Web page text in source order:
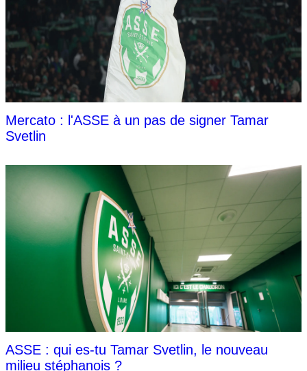
Mercato : l'ASSE à un pas de signer Tamar
Svetlin
ASSE : qui es-tu Tamar Svetlin, le nouveau
milieu stéphanois ?